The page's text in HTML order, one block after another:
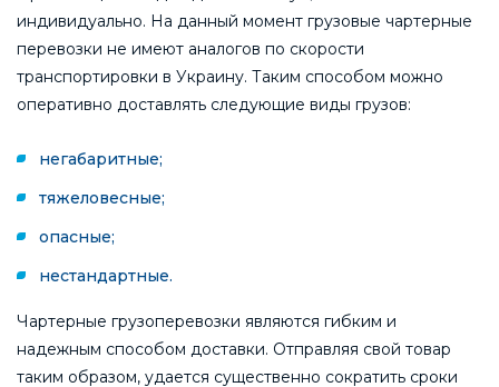
индивидуально. На данный момент грузовые чартерные
перевозки не имеют аналогов по скорости
транспортировки в Украину. Таким способом можно
оперативно доставлять следующие виды грузов:
негабаритные;
тяжеловесные;
опасные;
нестандартные.
Чартерные грузоперевозки являются гибким и
надежным способом доставки. Отправляя свой товар
таким образом, удается существенно сократить сроки